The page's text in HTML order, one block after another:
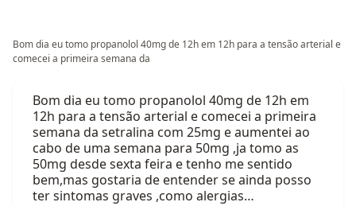
Bom dia eu tomo propanolol 40mg de 12h em 12h para a tensão arterial e
comecei a primeira semana da
Bom dia eu tomo propanolol 40mg de 12h em
12h para a tensão arterial e comecei a primeira
semana da setralina com 25mg e aumentei ao
cabo de uma semana para 50mg ,ja tomo as
50mg desde sexta feira e tenho me sentido
bem,mas gostaria de entender se ainda posso
ter sintomas graves ,como alergias…